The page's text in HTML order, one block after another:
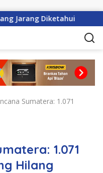
Diketahui
Sumatera: 1.071
1.071
Hilang